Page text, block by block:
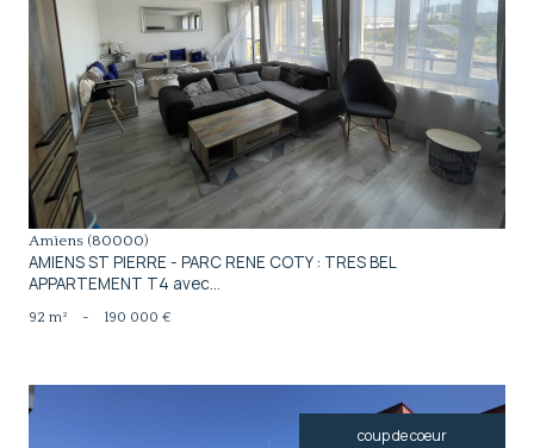
voir le bien
Amiens (80000)
AMIENS ST PIERRE - PARC RENE COTY : TRES BEL
APPARTEMENT T4 avec...
92 m² - 190 000 €
coup de coeur